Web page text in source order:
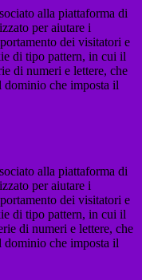
alla piattaforma di
per aiutare i
dei visitatori e
di tipo pattern, in cui il
di numeri e lettere, che
che imposta il
alla piattaforma di
per aiutare i
dei visitatori e
di tipo pattern, in cui il
di numeri e lettere, che
che imposta il